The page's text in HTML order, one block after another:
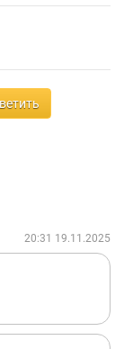
20:31 19.11.2025